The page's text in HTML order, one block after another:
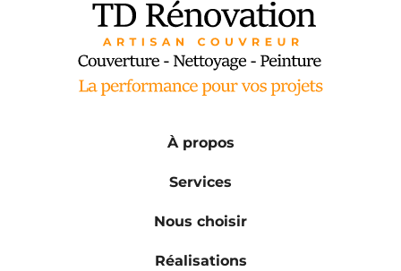
À propos
Services
Nous choisir
Réalisations